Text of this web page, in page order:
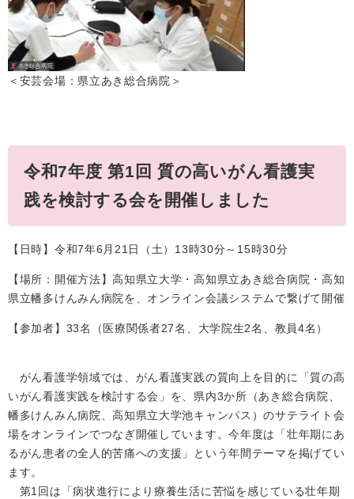
＜安芸会場：県立あき総合病院＞
令和7年度 第1回 質の高いがん看護実
践を検討する会を開催しました
【日時】令和7年6月21日（土）13時30分～15時30分
【場所：開催方法】高知県立大学・高知県立あき総合病院・高知
県立幡多けんみん病院を、オンライン会議システムで繋げて開催
【参加者】33名（医療関係者27名、大学院生2名、教員4名）
がん看護学領域では、がん看護実践の質向上を目的に「質の高
いがん看護実践を検討する会」を、県内3か所（あき総合病院、
幡多けんみん病院、高知県立大学池キャンパス）のサテライト会
場をオンラインでつなぎ開催しています。今年度は「壮年期にあ
るがん患者の全人的苦痛への支援」という年間テーマを掲げてい
ます。
第1回は「病状進行により療養生活に苦悩を感じている壮年期